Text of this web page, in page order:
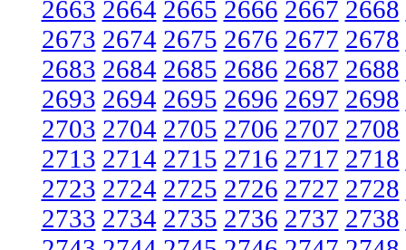
2663 2664 2665 2666 2667 2668
2673 2674 2675 2676 2677 2678
2683 2684 2685 2686 2687 2688
2693 2694 2695 2696 2697 2698
2703 2704 2705 2706 2707 2708
2713 2714 2715 2716 2717 2718
2723 2724 2725 2726 2727 2728
2733 2734 2735 2736 2737 2738